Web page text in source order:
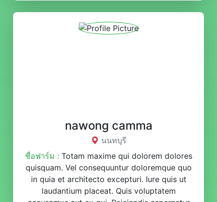
nawong camma
นนทบุรี
ชื่อฟาร์ม :Totam maxime qui dolorem dolores
quisquam. Vel consequuntur doloremque quo
in quia et architecto excepturi. Iure quis ut
laudantium placeat. Quis voluptatem